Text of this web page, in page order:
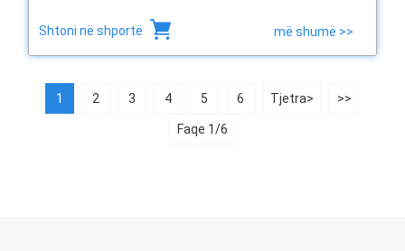
Shtoni në shportë më shumë >>
1 2 3 4 5 6 Tjetra> >>
Faqe 1/6